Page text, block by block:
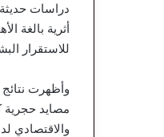
أثرية بالغة
للاستقرار
وأظهرت
مصايد حجرية
والاقتصادي